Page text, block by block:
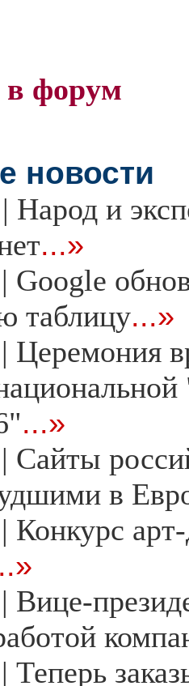
в форум
новости
| Народ и
...»
| Google
таблицу...»
| Церемония
...»
| Сайты
в
| Конкурс
| Вице-
| Теперь